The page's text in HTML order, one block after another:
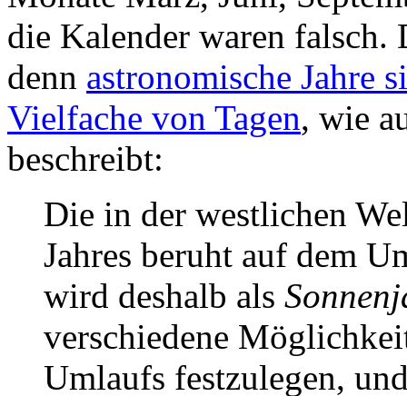
die Kalender waren falsch.
denn astronomische Jahre
Vielfache von Tagen, wie
beschreibt:
Die in der westlichen
Jahres beruht auf dem
wird deshalb als
verschiedene
Umlaufs festzulegen,